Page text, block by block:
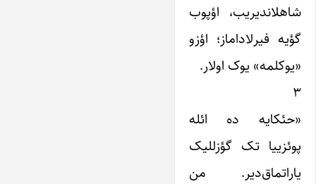
شاهلاندیریب، اؤپوب
گؤیه فیرلاداماز؛ اؤزو
«یوکلمه» یوک اولار.
۳
«حئکایه ده ائله
پوئزییا تک گؤزللیک
یاراتماق‌دیر. من